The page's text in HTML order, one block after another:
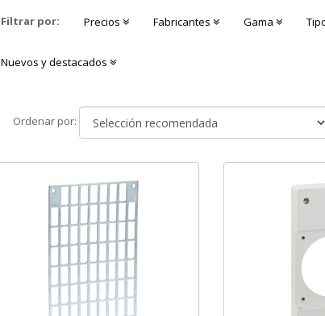
Filtrar por: Precios Fabricantes Gama
Nuevos y destacados
Ordenar por:
Ordenar
por